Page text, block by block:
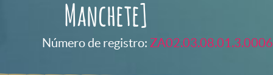
Manchete]
Número de registro: ZA02.03.08.01.3.0006